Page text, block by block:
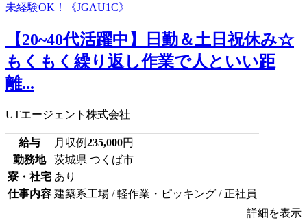
【20~40代活躍中】日勤＆土日祝休み☆
もくもく繰り返し作業で人といい距
離...
UTエージェント株式会社
給与 月収例235,000円
勤務地
茨城県 つくば市
寮・社宅 あり
仕事内容 建築系工場 / 軽作業・ピッキング / 正社員
詳細を表示